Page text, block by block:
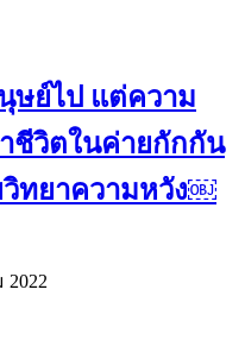
ษย์ไป แต่ความ
ชีวิตในค่ายกักกัน
ทยาความหวัง￼